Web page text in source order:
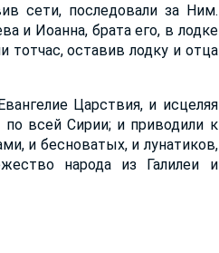
сети, последовали за Ним.
и Иоанна, брата его, в лодке
тотчас, оставив лодку и отца
Царствия, и исцеляя
всей Сирии; и приводили к
и бесноватых, и лунатиков,
народа из Галилеи и